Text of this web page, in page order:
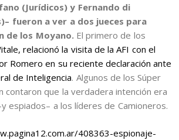
(Jurídicos) y Fernando di
fueron a ver a dos jueces para
de los Moyano. El primero de los
relacionó la visita de la AFI con el
Romero en su reciente declaración ante
de Inteligencia. Algunos de los Súper
contaron que la verdadera intención era
espiados– a los líderes de Camioneros.
408363-espionaje-